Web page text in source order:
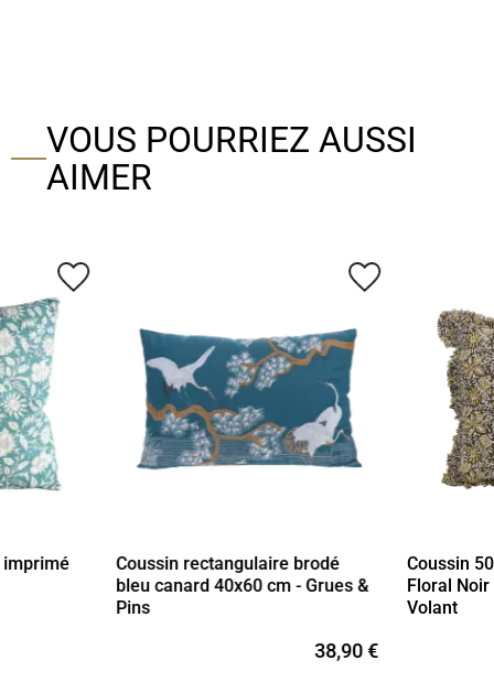
VOUS POURRIEZ AUSSI
AIMER
imprimé
favorite_border
Coussin rectangulaire brodé
bleu canard 40x60 cm - Grues &
Pins
38,90 €
favorite_border
Coussin
Floral Noir
Volant